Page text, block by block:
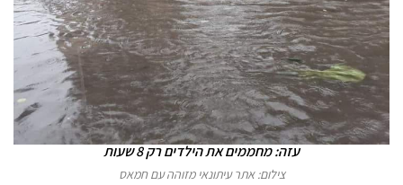
עזה: מחממים את הילדים רק 8 שעות
צילום: אתר עיתונאי מזוהה עם חמאס